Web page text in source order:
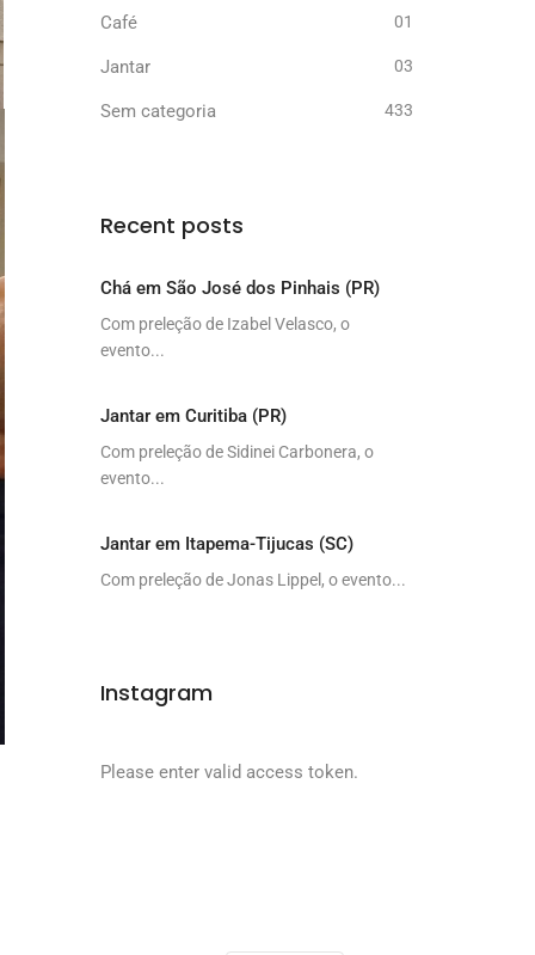
Café 01
Jantar 03
Sem categoria 433
Recent posts
Chá em São José dos Pinhais (PR)
Com preleção de Izabel Velasco, o
evento...
Jantar em Curitiba (PR)
Com preleção de Sidinei Carbonera, o
evento...
Jantar em Itapema-Tijucas (SC)
Com preleção de Jonas Lippel, o evento...
Instagram
Please enter valid access token.